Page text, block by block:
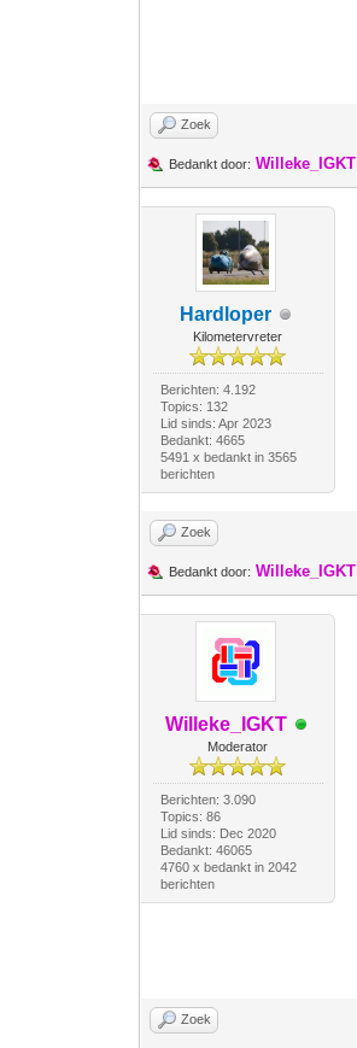
Zoek
Bedankt door: Willeke_IGKT
Hardloper
Kilometervreter
Berichten: 4.192
Topics: 132
Lid sinds: Apr 2023
Bedankt: 4665
5491 x bedankt in 3565
berichten
Zoek
Bedankt door: Willeke_IGKT
Willeke_IGKT
Moderator
Berichten: 3.090
Topics: 86
Lid sinds: Dec 2020
Bedankt: 46065
4760 x bedankt in 2042
berichten
Zoek